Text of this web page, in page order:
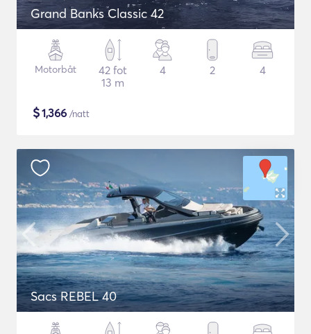
Grand Banks Classic 42
Motorbåt
42 fot
13 m
4 2 4
$1,366 /natt
Sacs REBEL 40